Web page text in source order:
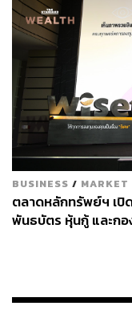
BUSINESS / MARKET
ตลาดหลักทรัพย์ฯ เปิ
พันธบัตร หุ้นกู้ และก